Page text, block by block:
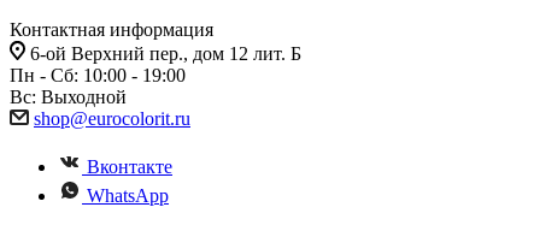
Контактная информация
6-ой Верхний пер., дом 12 лит. Б
Пн - Сб: 10:00 - 19:00
Вс: Выходной
shop@eurocolorit.ru
Вконтакте
WhatsApp